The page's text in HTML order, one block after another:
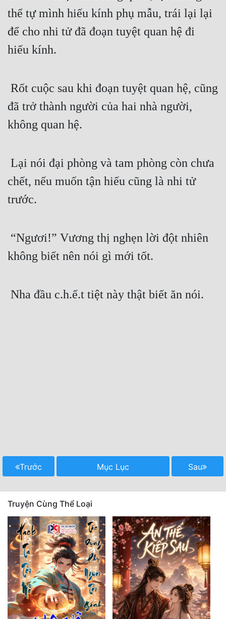
thể tự mình hiếu kính phụ mẫu, trái lại lại
để cho nhi tử đã đoạn tuyệt quan hệ đi
hiếu kính.
đã trở thành người của hai nhà người,
không quan hệ.
chết, nếu muốn tận hiếu cũng là nhi tử
trước.
không biết nên nói gì mới tốt.
Nha đầu c.h.ế.t tiệt này thật biết ăn nói.
Trước Mục Lục Sau
Truyện Cùng Thể Loại